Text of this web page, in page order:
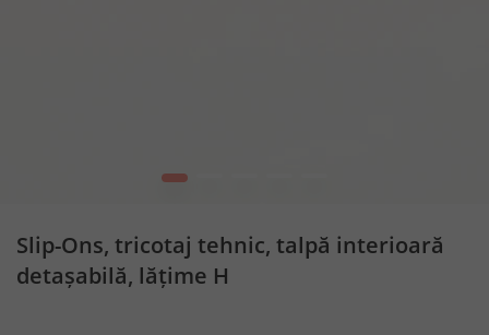
1
Slip-Ons, tricotaj tehnic, talpă interioară
detașabilă, lățime H